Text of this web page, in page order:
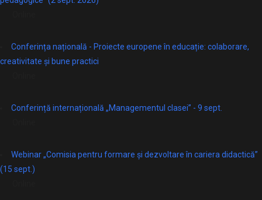
Conferința națională - Proiecte europene în educație: colaborare,
creativitate și bune practici
Conferință internațională „Managementul clasei” - 9 sept.
Webinar „Comisia pentru formare și dezvoltare în cariera didactică”
(15 sept.)